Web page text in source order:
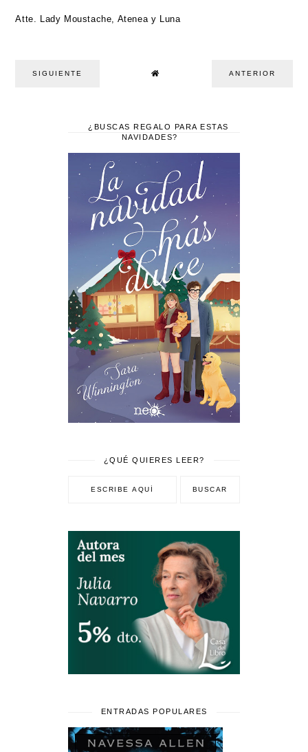
Atte. Lady Moustache, Atenea y Luna
SIGUIENTE ANTERIOR
¿BUSCAS REGALO PARA ESTAS
NAVIDADES?
¿QUÉ QUIERES LEER?
ENTRADAS POPULARES